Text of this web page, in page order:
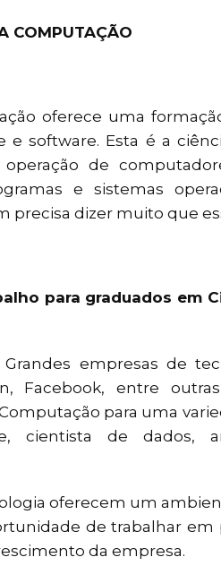
COMPUTAÇÃO
oferece uma
e software. Esta é a
de
e sistemas
dizer muito que
para graduados em
empresas de
Facebook, entre
para uma
cientista de dados,
oferecem um
de trabalhar em
da empresa.